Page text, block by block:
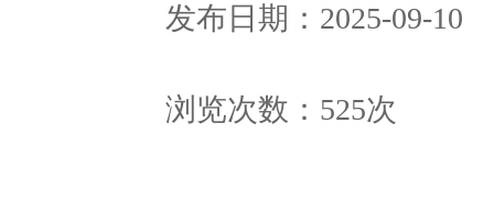
发布日期：2025-09-10
浏览次数： 525次